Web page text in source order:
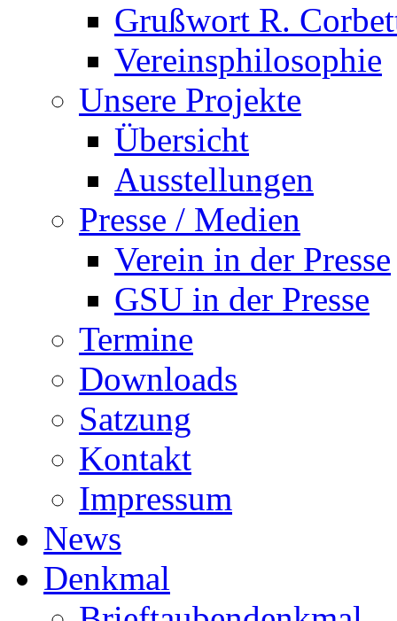
Grußwort R.
Vereinsphilosophie
Unsere Projekte
Übersicht
Ausstellungen
Presse / Medien
Verein in der Presse
GSU in der Presse
Termine
Downloads
Satzung
Kontakt
Impressum
News
Denkmal